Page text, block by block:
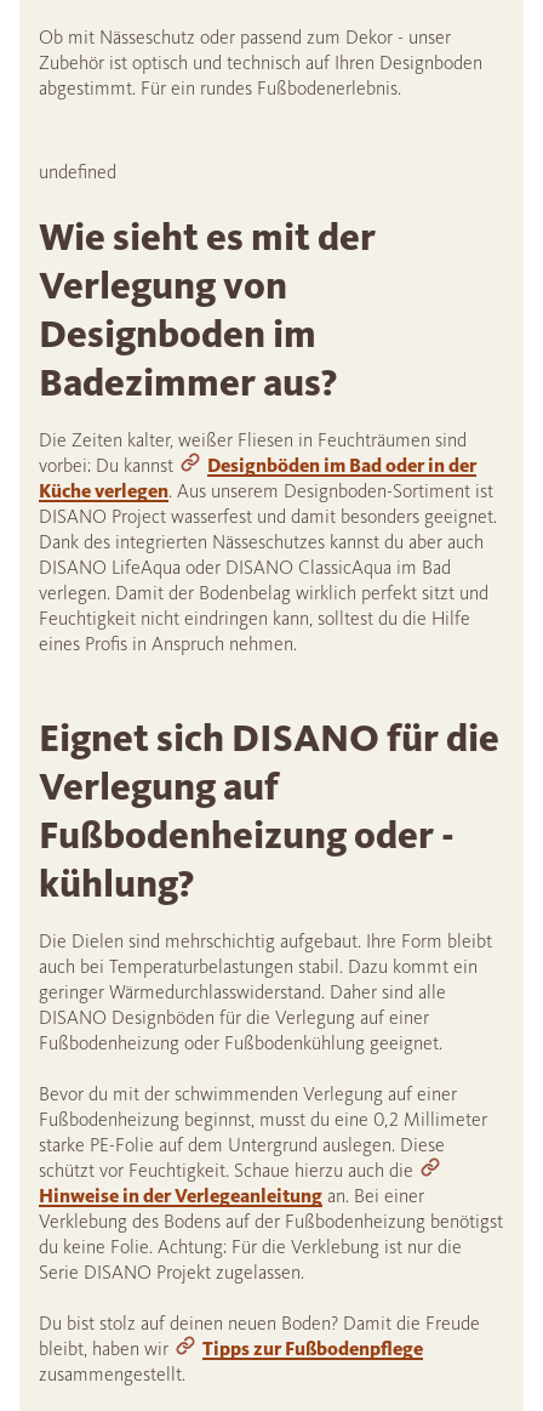
Ob mit Nässeschutz oder passend zum Dekor - unser
Zubehör ist optisch und technisch auf Ihren Designboden
abgestimmt. Für ein rundes Fußbodenerlebnis.
undefined
Wie sieht es mit der
Verlegung von
Designboden im
Badezimmer aus?
Die Zeiten kalter, weißer Fliesen in Feuchträumen sind
vorbei: Du kannst
Designböden im Bad oder in der
Küche verlegen. Aus unserem Designboden-Sortiment ist
DISANO Project wasserfest und damit besonders geeignet.
Dank des integrierten Nässeschutzes kannst du aber auch
DISANO LifeAqua oder DISANO ClassicAqua im Bad
verlegen. Damit der Bodenbelag wirklich perfekt sitzt und
Feuchtigkeit nicht eindringen kann, solltest du die Hilfe
eines Profis in Anspruch nehmen.
Eignet sich DISANO für die
Verlegung auf
Fußbodenheizung oder -
kühlung?
Die Dielen sind mehrschichtig aufgebaut. Ihre Form bleibt
auch bei Temperaturbelastungen stabil. Dazu kommt ein
geringer Wärmedurchlasswiderstand. Daher sind alle
DISANO Designböden für die Verlegung auf einer
Fußbodenheizung oder Fußbodenkühlung geeignet.
Bevor du mit der schwimmenden Verlegung auf einer
Fußbodenheizung beginnst, musst du eine 0,2 Millimeter
starke PE-Folie auf dem Untergrund auslegen. Diese
schützt vor Feuchtigkeit. Schaue hierzu auch die
Hinweise in der Verlegeanleitung an. Bei einer
Verklebung des Bodens auf der Fußbodenheizung benötigst
du keine Folie. Achtung: Für die Verklebung ist nur die
Serie DISANO Projekt zugelassen.
Du bist stolz auf deinen neuen Boden? Damit die Freude
bleibt, haben wir
Tipps zur Fußbodenpflege
zusammengestellt.